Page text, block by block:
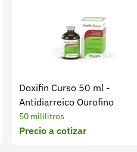
Doxifin Curso 50 ml -
Antidiarreico Ourofino
50 mililitros
Precio a cotizar